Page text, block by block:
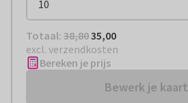
Totaal: € 35,00
Totaal: 38,8035,00
excl. verzendkosten
Bereken je prijs
Bewerk je kaart